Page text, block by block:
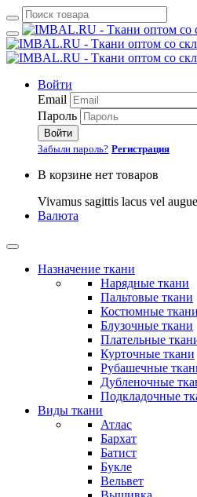
Войти
Email
Пароль
Войти
Забыли пароль? Регистрация
В корзине нет товаров
Vivamus sagittis lacus vel
Валюта
Назначение ткани
Нарядные ткани
Пальтовые ткани
Костюмные ткани
Блузочные ткани
Плательные
Курточные ткани
Рубашечные
Дубленочные
Подкладочные
Виды ткани
Атлас
Бархат
Батист
Букле
Вельвет